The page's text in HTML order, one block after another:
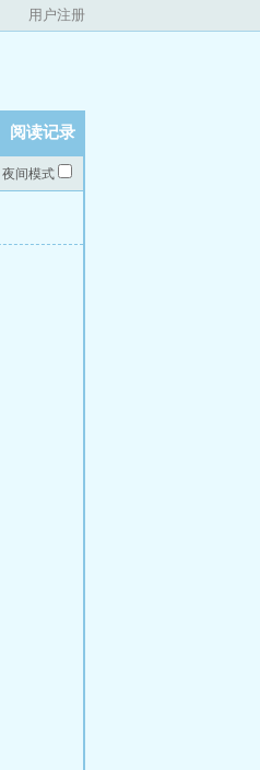
用户注册
阅读记录
夜间模式